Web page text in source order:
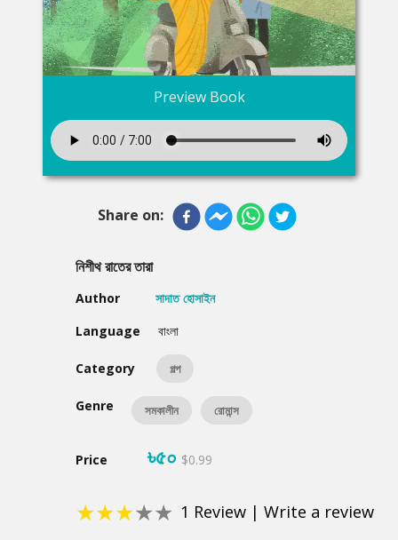
Preview Book
Share on:
নিশীথ রাতের তারা
Author
সাদাত হোসাইন
Language
বাংলা
Category গল্প
Genre সমকালীন রোমান্স
Price ৳৫০ $0.99
★★★★★ 1 Review | Write a review